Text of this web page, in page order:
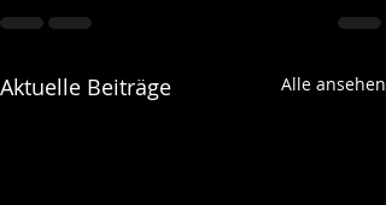
Aktuelle Beiträge Alle ansehen